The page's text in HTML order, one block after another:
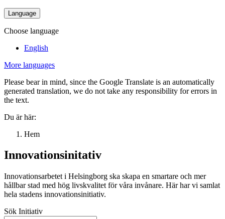
Language
Choose language
English
More languages
Please bear in mind, since the Google Translate is an automatically
generated translation, we do not take any responsibility for errors in
the text.
Du är här:
Hem
Innovationsinitativ
Innovationsarbetet i Helsingborg ska skapa en smartare och mer
hållbar stad med hög livskvalitet för våra invånare. Här har vi samlat
hela stadens innovationsinitiativ.
Sök Initiativ